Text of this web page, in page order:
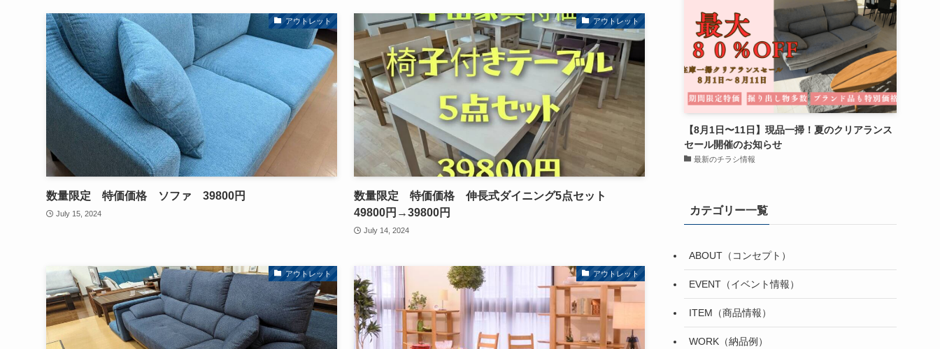
アウトレット
数量限定 特価価格 ソファ 39800円
July 15, 2024
アウトレット
数量限定 特価価格 伸長式ダイニング5点セット
49800円→39800円
July 14, 2024
アウトレット アウトレット
【8月1日〜11日】現品一掃！夏のクリアランス
セール開催のお知らせ
最新のチラシ情報
カテゴリー一覧
ABOUT（コンセプト）
EVENT（イベント情報）
ITEM（商品情報）
WORK（納品例）